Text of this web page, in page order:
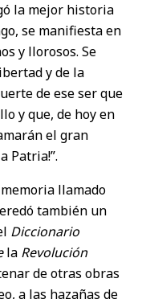
la mejor historia
se manifiesta en
y llorosos. Se
y de la
de ese ser que
y que, de hoy en
el gran
Patria!”.
llamado
también un
Diccionario
la Revolución
de otras obras
a las hazañas de